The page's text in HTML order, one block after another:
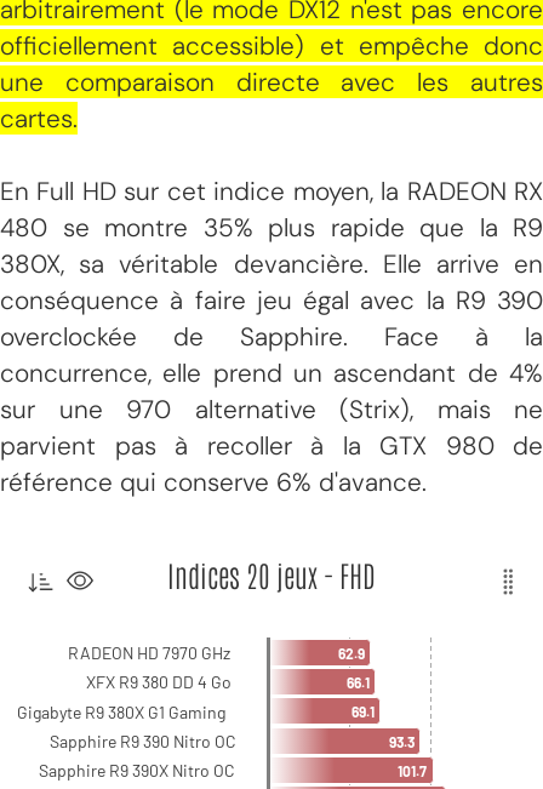
arbitrairement (le mode DX12 n'est pas encore
officiellement accessible) et empêche donc
une comparaison directe avec les autres
cartes.
En Full HD sur cet indice moyen, la RADEON RX
480 se montre 35% plus rapide que la R9
380X, sa véritable devancière. Elle arrive en
conséquence à faire jeu égal avec la R9 390
overclockée de Sapphire. Face à la
concurrence, elle prend un ascendant de 4%
sur une 970 alternative (Strix), mais ne
parvient pas à recoller à la GTX 980 de
référence qui conserve 6% d'avance.